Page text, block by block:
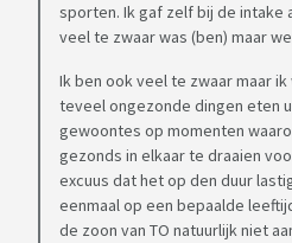
sporten. Ik gaf zelf bij de intake
veel te zwaar was (ben) maar
Ik ben ook veel te zwaar maar
teveel ongezonde dingen eten
gewoontes op momenten
gezonds in elkaar te draaien
excuus dat het op den duur
eenmaal op een bepaalde
de zoon van TO natuurlijk niet